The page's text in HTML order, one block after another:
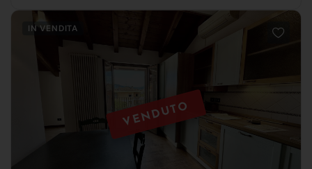
VENDUTO
IN VENDITA